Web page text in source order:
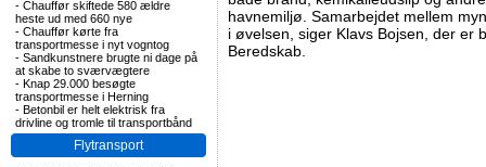
- Chauffør skiftede 580 ældre
heste ud med 660 nye
- Chauffør kørte fra
transportmesse i nyt vogntog
- Sandkunstnere brugte ni dage på
at skabe to sværvægtere
- Knap 29.000 besøgte
transportmesse i Herning
- Betonbil er helt elektrisk fra
drivline og tromle til transportbånd
Flytransport
havnemiljø. Samarbejdet mellem
i øvelsen, siger Klavs Bojsen, der er
Beredskab.